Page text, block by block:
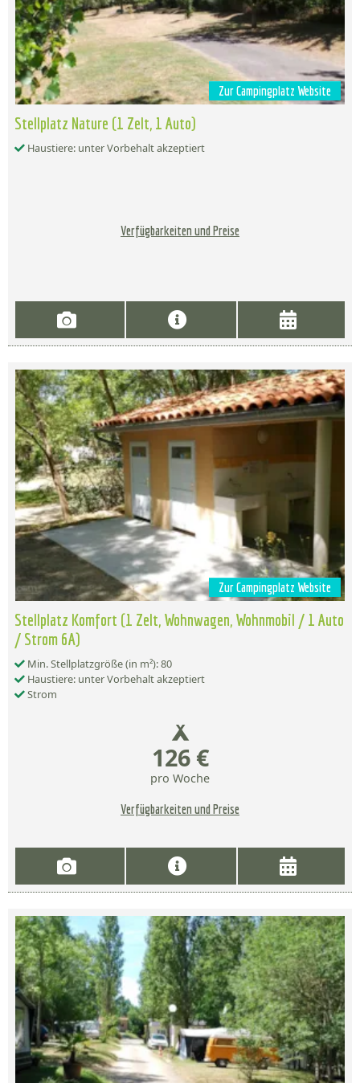
Zur Campingplatz Website
Stellplatz Nature (1 Zelt, 1 Auto)
Haustiere: unter Vorbehalt akzeptiert
Verfügbarkeiten und Preise
Zur Campingplatz Website
Stellplatz Komfort (1 Zelt, Wohnwagen, Wohnmobil / 1 Auto
/ Strom 6A)
Min. Stellplatzgröße (in m²): 80
Haustiere: unter Vorbehalt akzeptiert
Strom
126 €
pro Woche
Verfügbarkeiten und Preise